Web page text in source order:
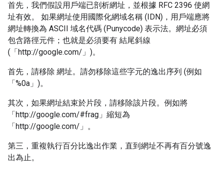
首先，我們假設用戶端已剖析網址，並根據 RFC 2396 使網
址有效。 如果網址使用國際化網域名稱 (IDN)，用戶端應將
網址轉換為 ASCII 域名代碼 (Punycode) 表示法。網址必須
包含路徑元件；也就是必須要有 結尾斜線
(「http://google.com/」)。
首先，請移除 網址。請勿移除這些字元的逸出序列 (例如
「%0a」)。
其次，如果網址結束於片段，請移除該片段。例如將
「http://google.com/#frag」縮短為
「http://google.com/」。
第三，重複執行百分比逸出作業，直到網址不再有百分號逸
出為止。